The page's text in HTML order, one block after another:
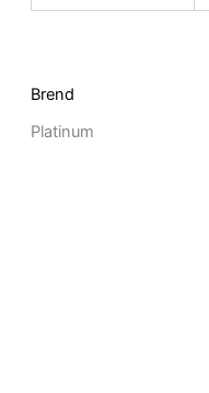
Brend
Platinum